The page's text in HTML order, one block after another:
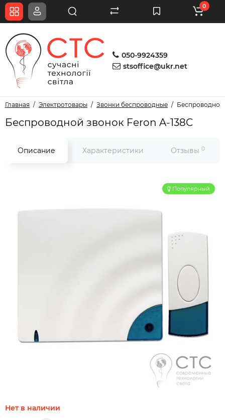
050-9924359
stsoffice@ukr.net
0
Главная Электротовары Звонки беспроводные Беспроводной
Беспроводной звонок Feron A-138C
Описание Характеристики Отзывы 0
Популярный
Нет в наличии